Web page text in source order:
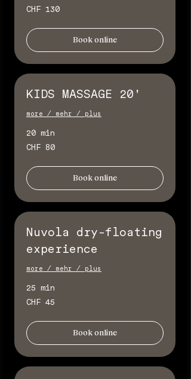
130
Schweizer
CHF 130
Book online
KIDS MASSAGE 20'
more / mehr / plus
20 min
80
Schweizer
CHF 80
Book online
Nuvola dry-floating
experience
more / mehr / plus
25 min
45
Schweizer
CHF 45
Book online